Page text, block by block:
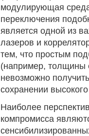
модулирующая
переключения
является одной из
лазеров и
тем, что простым
(например, толщины
невозможно
сохранении
Наиболее
компромисса